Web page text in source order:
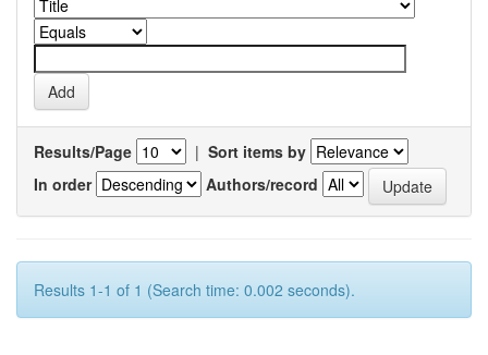
Results/Page | Sort items by
In order
Authors/record
Results 1-1 of 1 (Search time: 0.002 seconds).